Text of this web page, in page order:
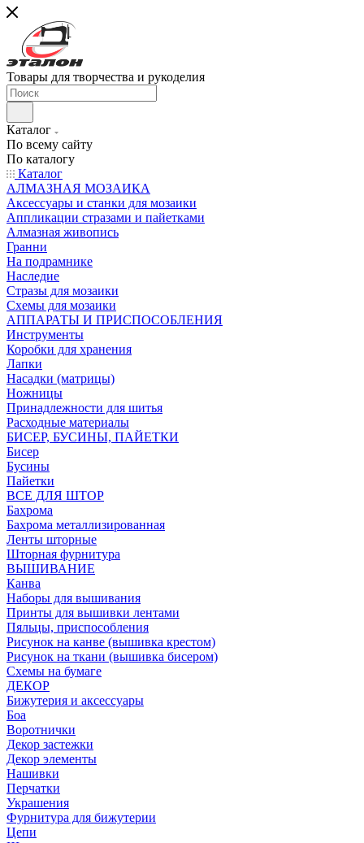
Товары для творчества и рукоделия
Каталог
По всему сайту
По каталогу
Каталог
АЛМАЗНАЯ МОЗАИКА
Аксессуары и станки для мозаики
Аппликации стразами и пайетками
Алмазная живопись
Гранни
На подрамнике
Наследие
Стразы для мозаики
Схемы для мозаики
АППАРАТЫ И ПРИСПОСОБЛЕНИЯ
Инструменты
Коробки для хранения
Лапки
Насадки (матрицы)
Ножницы
Принадлежности для шитья
Расходные материалы
БИСЕР, БУСИНЫ, ПАЙЕТКИ
Бисер
Бусины
Пайетки
ВСЕ ДЛЯ ШТОР
Бахрома
Бахрома металлизированная
Ленты шторные
Шторная фурнитура
ВЫШИВАНИЕ
Канва
Наборы для вышивания
Принты для вышивки лентами
Пяльцы, приспособления
Рисунок на канве (вышивка крестом)
Рисунок на ткани (вышивка бисером)
Схемы на бумаге
ДЕКОР
Бижутерия и аксессуары
Боа
Воротнички
Декор застежки
Декор элементы
Нашивки
Перчатки
Украшения
Фурнитура для бижутерии
Цепи